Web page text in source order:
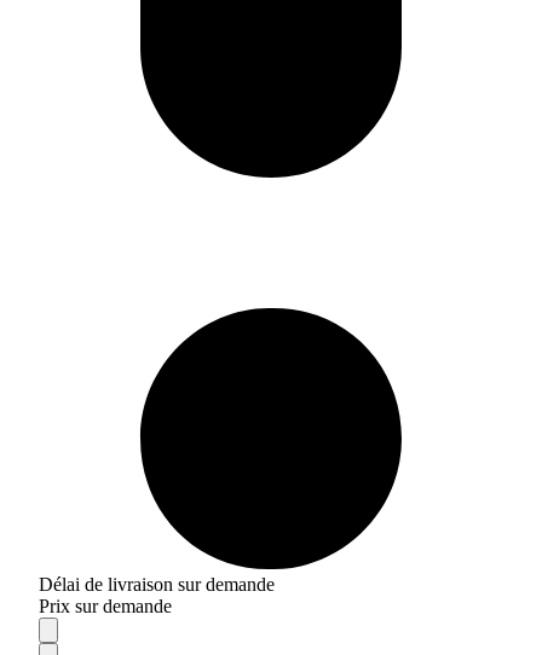
Délai de livraison sur demande
Prix sur demande